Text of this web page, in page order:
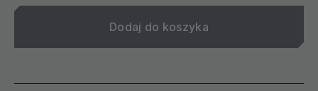
Dodaj do koszyka